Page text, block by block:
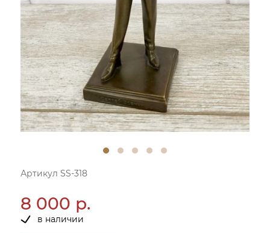
Артикул SS-318
8 000 р.
в наличии